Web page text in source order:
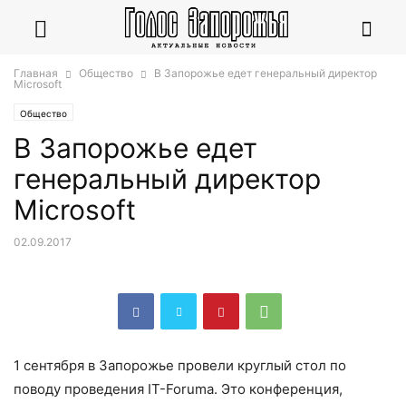
Главная Общество
В Запорожье едет генеральный директор
Microsoft
Общество
В Запорожье едет
генеральный директор
Microsoft
02.09.2017
1 сентября в Запорожье провели круглый стол по
поводу проведения IT-Forumа. Это конференция,